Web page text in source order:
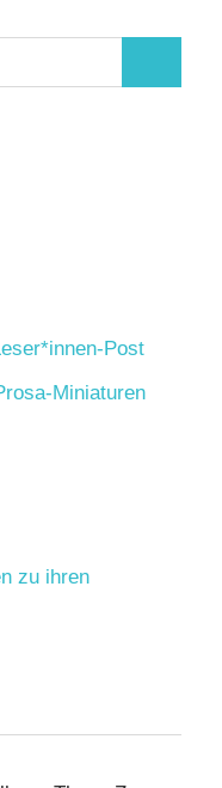
Post
Miniaturen
zu ihren